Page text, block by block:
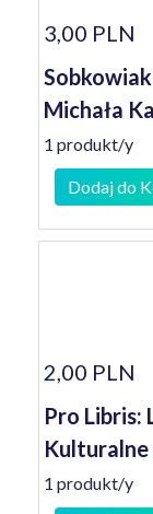
3,00 PLN
Michała
1 produkt/y
Dodaj do
2,00 PLN
Pro Libris:
1 produkt/y